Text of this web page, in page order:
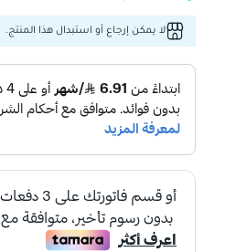
لا يمكن إرجاع أو استبدال هذا المنتج.